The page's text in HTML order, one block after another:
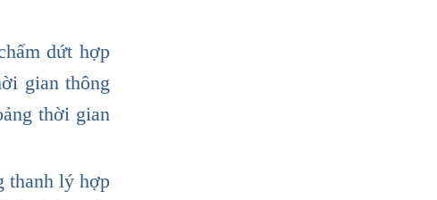
dứt hợp
gian thông
thời gian
thanh lý hợp